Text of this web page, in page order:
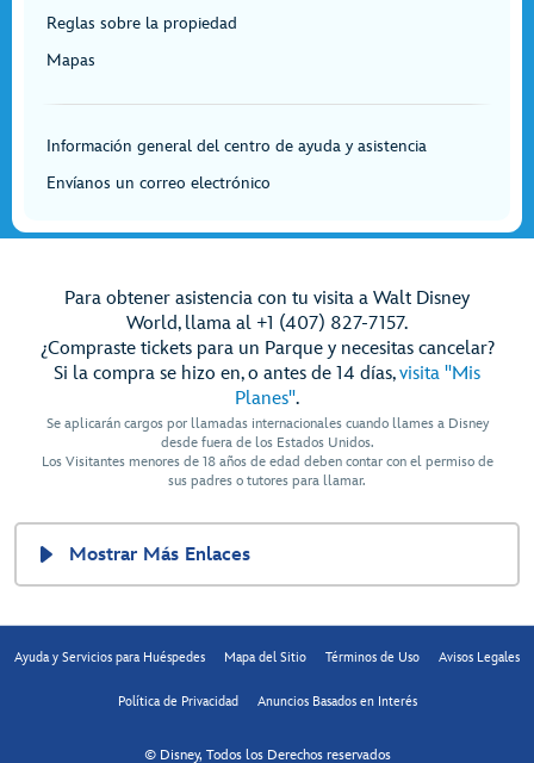
Reglas sobre la propiedad
Mapas
Información general del centro de ayuda y asistencia
Envíanos un correo electrónico
Para obtener asistencia con tu visita a Walt Disney
World, llama al +1 (407) 827-7157.
¿Compraste tickets para un Parque y necesitas cancelar?
Si la compra se hizo en, o antes de 14 días,visita "Mis
Planes".
Se aplicarán cargos por llamadas internacionales cuando llames a Disney
desde fuera de los Estados Unidos.
Los Visitantes menores de 18 años de edad deben contar con el permiso de
sus padres o tutores para llamar.
Mostrar Más Enlaces
Ayuda y Servicios para Huéspedes Mapa del Sitio Términos de Uso Avisos Legales
Política de Privacidad Anuncios Basados en Interés
© Disney, Todos los Derechos reservados